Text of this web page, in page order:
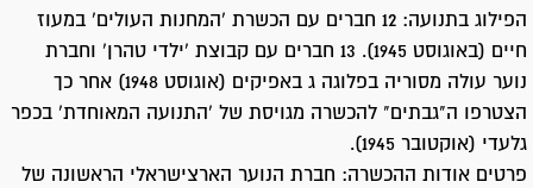
הפילוג בתנועה: 12 חברים עם הכשרת 'המחנות העולים' במעוז
חיים (באוגוסט 1945). 13 חברים עם קבוצת 'ילדי טהרן' וחברת
נוער עולה מסוריה בפלוגה ג באפיקים (אוגוסט 1948) אחר כך
הצטרפו ה"גבתים" להכשרה מגויסת של 'התנועה המאוחדת' בכפר
גלעדי (אוקטובר 1945).
פרטים אודות ההכשרה: חברת הנוער הארצישראלי הראשונה של